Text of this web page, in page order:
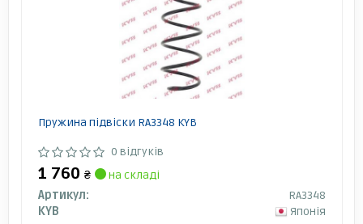
Пружина підвіски RA3348 KYB
0 відгуків
1 760 ₴
на складі
Артикул:
RA3348
KYB
Японія